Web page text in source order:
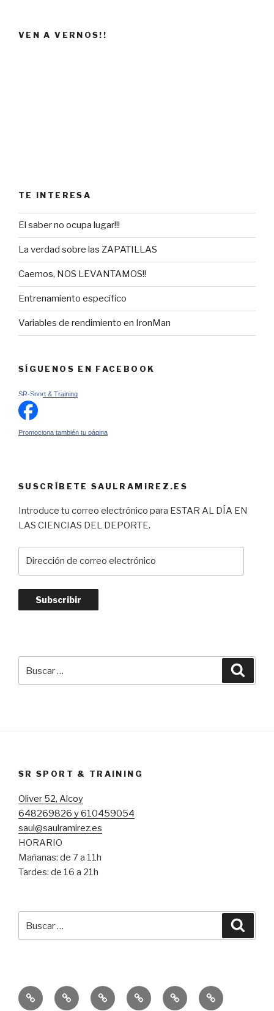
VEN A VERNOS!!
TE INTERESA
El saber no ocupa lugar!!!
La verdad sobre las ZAPATILLAS
Caemos, NOS LEVANTAMOS!!
Entrenamiento específico
Variables de rendimiento en IronMan
SÍGUENOS EN FACEBOOK
SR-Sport & Training
Promociona también tu página
SUSCRÍBETE SAULRAMIREZ.ES
Introduce tu correo electrónico para ESTAR AL DÍA EN
LAS CIENCIAS DEL DEPORTE.
electrónico
Subscribir
por:
SR SPORT & TRAINING
Oliver 52, Alcoy
648269826 y 610459054
saul@saulramirez.es
HORARIO
Mañanas: de 7 a 11h
Tardes: de 16 a 21h
por:
Inicio
EntrenamientoEntrenamiento
ConsejosServicioEquipo